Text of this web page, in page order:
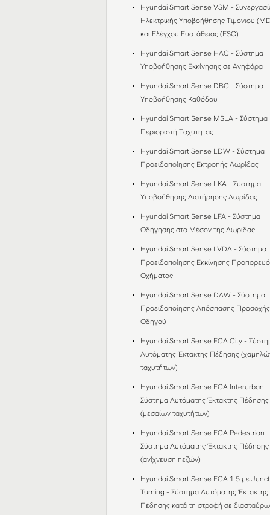
Hyundai Smart Sense VSM -
Ηλεκτρικής Υποβοήθησης Τιμονιού
και Ελέγχου Ευστάθειας (ESC)
Hyundai Smart Sense HAC - Σύστημα
Υποβοήθησης Εκκίνησης σε Ανηφόρα
Hyundai Smart Sense DBC - Σύστημα
Υποβοήθησης Καθόδου
Hyundai Smart Sense MSLA - Σύστημα
Περιοριστή Ταχύτητας
Hyundai Smart Sense LDW - Σύστημα
Προειδοποίησης Εκτροπής Λωρίδας
Hyundai Smart Sense LKA - Σύστημα
Υποβοήθησης Διατήρησης Λωρίδας
Hyundai Smart Sense LFA - Σύστημα
Οδήγησης στο Mέσον της Λωρίδας
Hyundai Smart Sense LVDA - Σύστημα
Προειδοποίησης Εκκίνησης
Οχήματος
Hyundai Smart Sense DAW - Σύστημα
Προειδοποίησης Απόσπασης Προσοχής
Οδηγού
Hyundai Smart Sense FCA City -
Αυτόματης Έκτακτης Πέδησης
ταχυτήτων)
Hyundai Smart Sense FCA Interurban -
Σύστημα Αυτόματης Έκτακτης Πέδησης
(μεσαίων ταχυτήτων)
Hyundai Smart Sense FCA Pedestrian -
Σύστημα Αυτόματης Έκτακτης Πέδησης
(ανίχνευση πεζών)
Hyundai Smart Sense FCA 1.5 με
Turning - Σύστημα Αυτόματης Έκτακτης
Πέδησης κατά τη στροφή σε